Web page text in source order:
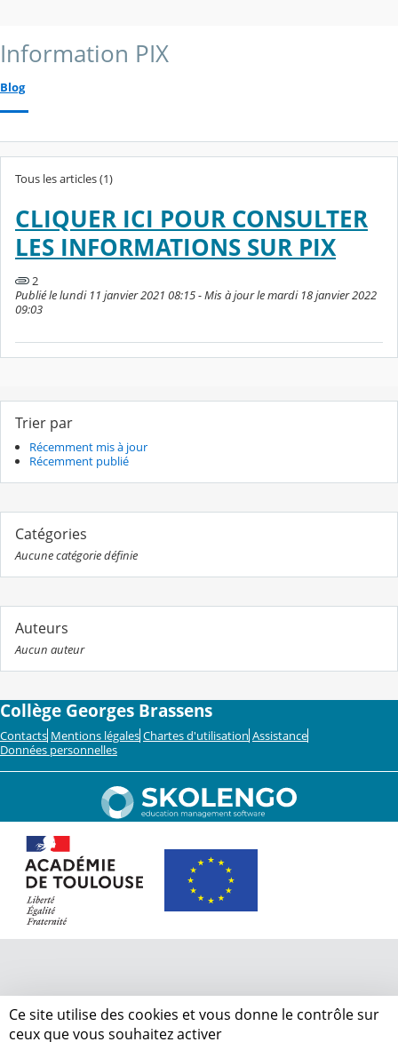
Information PIX
Blog
Tous les articles (1)
CLIQUER ICI POUR CONSULTER
LES INFORMATIONS SUR PIX
2
Publié le lundi 11 janvier 2021 08:15 - Mis à jour le mardi 18 janvier 2022
09:03
Trier par
Récemment mis à jour
Récemment publié
Catégories
Aucune catégorie définie
Auteurs
Aucun auteur
Collège Georges Brassens
Contacts Mentions légales Chartes d'utilisation Assistance
Données personnelles
Ce site utilise des cookies et vous donne le contrôle sur
ceux que vous souhaitez activer